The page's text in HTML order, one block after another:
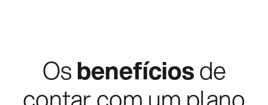
Osbenefíciosde